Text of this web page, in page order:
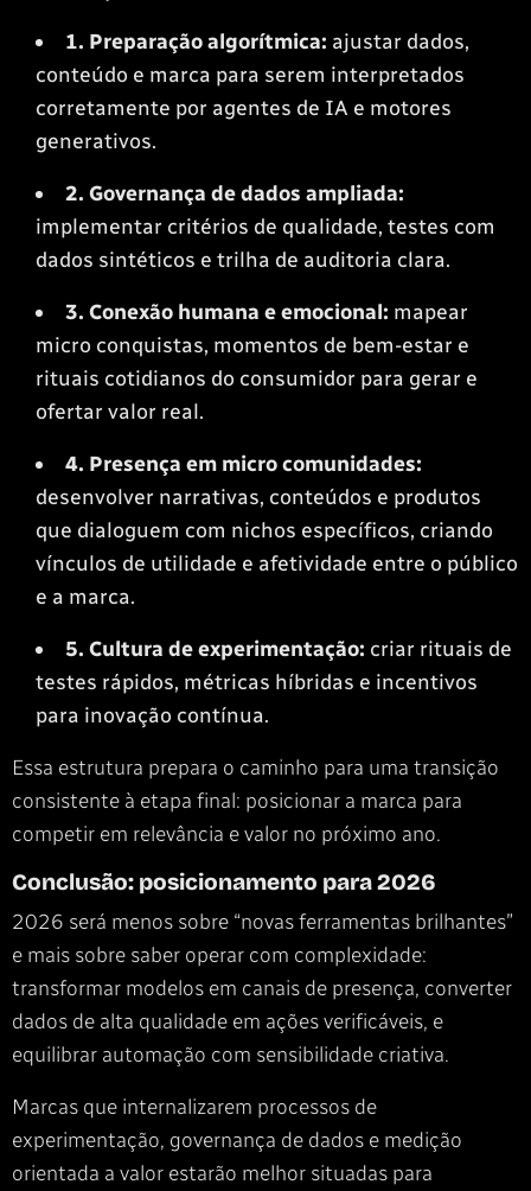
1. Preparação algorítmica: ajustar dados,
conteúdo e marca para serem interpretados
corretamente por agentes de IA e motores
generativos.
2. Governança de dados ampliada:
implementar critérios de qualidade, testes com
dados sintéticos e trilha de auditoria clara.
3. Conexão humana e emocional: mapear
micro conquistas, momentos de bem-estar e
rituais cotidianos do consumidor para gerar e
ofertar valor real.
4. Presença em micro comunidades:
desenvolver narrativas, conteúdos e produtos
que dialoguem com nichos específicos, criando
vínculos de utilidade e afetividade entre o público
e a marca.
5. Cultura de experimentação: criar rituais de
testes rápidos, métricas híbridas e incentivos
para inovação contínua.
Essa estrutura prepara o caminho para uma transição
consistente à etapa final: posicionar a marca para
competir em relevância e valor no próximo ano.
Conclusão: posicionamento para 2026
2026 será menos sobre “novas ferramentas brilhantes”
e mais sobre saber operar com complexidade:
transformar modelos em canais de presença, converter
dados de alta qualidade em ações verificáveis, e
equilibrar automação com sensibilidade criativa.
Marcas que internalizarem processos de
experimentação, governança de dados e medição
orientada a valor estarão melhor situadas para